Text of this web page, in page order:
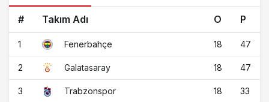
# Takım Adı O P
1 Fenerbahçe 18 47
2 Galatasaray 18 47
3 Trabzonspor 18 33